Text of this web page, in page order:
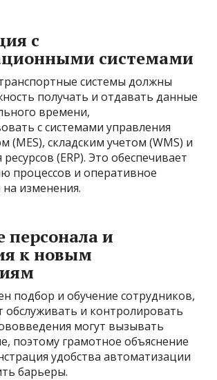
с
системами
системы должны
получать и отдавать данные
времени,
с системами управления
(MES), складским учетом (WMS) и
(ERP). Это обеспечивает
процессов и оперативное
изменения.
персонала и
к новым
подбор и обучение сотрудников,
обслуживать и контролировать
могут вызывать
поэтому грамотное объяснение
удобства автоматизации
барьеры.